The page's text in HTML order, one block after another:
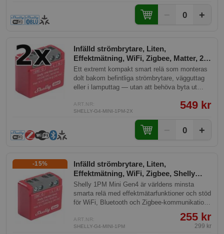
0 +
Infälld strömbrytare, Liten,
Effektmätning, WiFi, Zigbee, Matter, 2-
pack, Shelly 1PM Mini Gen4
Ett extremt kompakt smart relä som monteras
dolt bakom befintliga strömbrytare, vägguttag
eller i lamputtag — utan att behöva byta ut
du följa elförbrukningen i realtid och sätta upp
scheman eller automatiseringar. Passar perfekt
för dig som vill göra hemmet smartare utan
stora installationer. Fungerar med Home
Assistant, Homey, Google Home och många
ART.NR:
SHELLY-G4-MINI-1PM-2X
549 kr
0 +
Infälld strömbrytare, Liten,
Effektmätning, WiFi, Zigbee, Shelly
Mini 1PM Gen4
-15%
Shelly 1PM Mini Gen4 är världens minsta
smarta relä med effektmätarfunktioner och stöd
för WiFi, Bluetooth och Zigbee-kommunikation.
strömbrytare, uttag eller lamputtag, möjliggör
den enkel kontroll och automatisering av
ART.NR:
SHELLY-G4-MINI-1PM
255 kr
299 kr